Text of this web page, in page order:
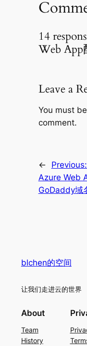
14
Web App
Leave a
You must be
comment.
← Previous:
Azure Web
GoDaddy域
blchen的空间
让我们走进云的世界
About
Team
History